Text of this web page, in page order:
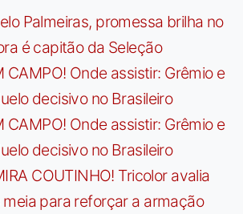
Palmeiras, promessa brilha no
é capitão da Seleção
CAMPO! Onde assistir: Grêmio e
decisivo no Brasileiro
CAMPO! Onde assistir: Grêmio e
decisivo no Brasileiro
COUTINHO! Tricolor avalia
para reforçar a armação